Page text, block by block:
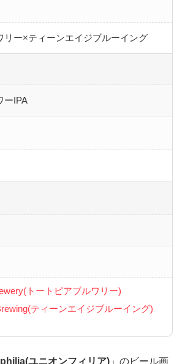
リー×ティーンエイジブルーイング
ーIPA
トートピアブルワリー)
ティーンエイジブルーイング)
ユニオンフィリア) 」のビール画